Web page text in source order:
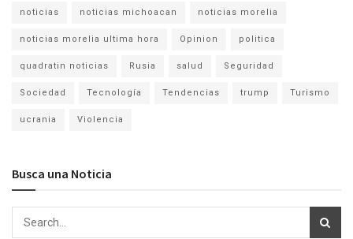
noticias noticias michoacan noticias morelia
noticias morelia ultima hora Opinion politica
quadratin noticias Rusia salud Seguridad
Sociedad Tecnología Tendencias trump Turismo
ucrania Violencia
Busca una Noticia